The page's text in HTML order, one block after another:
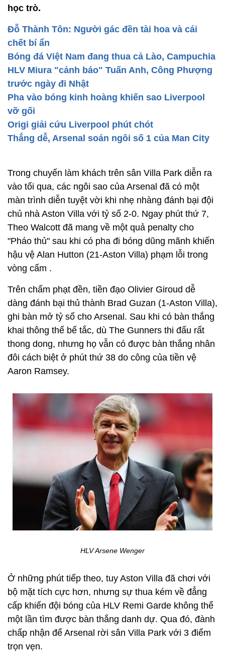
học trò.
Đỗ Thành Tôn: Người gác đền tài hoa và cái
chết bí ẩn
Bóng đá Việt Nam đang thua cả Lào, Campuchia
HLV Miura "cảnh báo" Tuấn Anh, Công Phượng
trước ngày đi Nhật
Pha vào bóng kinh hoàng khiến sao Liverpool
vỡ gối
Origi giải cứu Liverpool phút chót
Thắng dễ, Arsenal soán ngôi số 1 của Man City
Trong chuyến làm khách trên sân Villa Park diễn ra
vào tối qua, các ngôi sao của Arsenal đã có một
màn trình diễn tuyệt vời khi nhẹ nhàng đánh bại đội
chủ nhà Aston Villa với tỷ số 2-0. Ngay phút thứ 7,
Theo Walcott đã mang về một quả penalty cho
"Pháo thủ" sau khi có pha đi bóng dũng mãnh khiến
hậu vệ Alan Hutton (21-Aston Villa) phạm lỗi trong
vòng cấm .
Trên chấm phạt đền, tiền đạo Olivier Giroud dễ
dàng đánh bại thủ thành Brad Guzan (1-Aston Villa),
ghi bàn mở tỷ số cho Arsenal. Sau khi có bàn thắng
khai thông thế bế tắc, dù The Gunners thi đấu rất
thong dong, nhưng họ vẫn có được bàn thắng nhân
đôi cách biệt ở phút thứ 38 do công của tiền vệ
Aaron Ramsey.
HLV Arsene Wenger
Ở những phút tiếp theo, tuy Aston Villa đã chơi với
bộ mặt tích cực hơn, nhưng sự thua kém về đẳng
cấp khiến đội bóng của HLV Remi Garde không thể
một lần tìm được bàn thắng danh dự. Qua đó, đành
chấp nhận để Arsenal rời sân Villa Park với 3 điểm
trọn vẹn.